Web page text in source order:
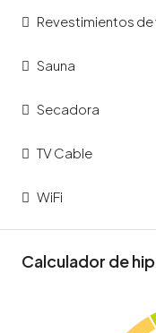
Revestimientos
Sauna
Secadora
TV Cable
WiFi
Calculador de